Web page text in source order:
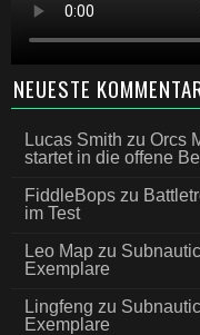
NEUESTE
Lucas Smith zu Orcs
startet in die offene
FiddleBops zu
im Test
Leo Map zu
Exemplare
Lingfeng zu
Exemplare